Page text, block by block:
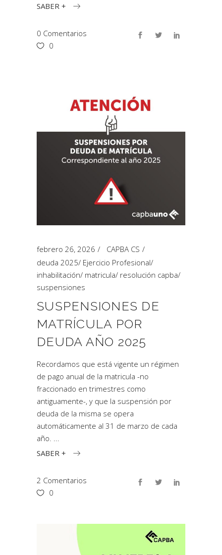
SABER +
0 Comentarios
0
febrero 26, 2026
CAPBA CS
deuda 2025/ Ejercicio Profesional/
inhabilitación/ matricula/ resolución capba/
suspensiones
SUSPENSIONES DE
MATRÍCULA POR
DEUDA AÑO 2025
Recordamos que está vigente un régimen
de pago anual de la matricula -no
fraccionado en trimestres como
antiguamente-, y que la suspensión por
deuda de la misma se opera
automáticamente al 31 de marzo de cada
año.
SABER +
2 Comentarios
0